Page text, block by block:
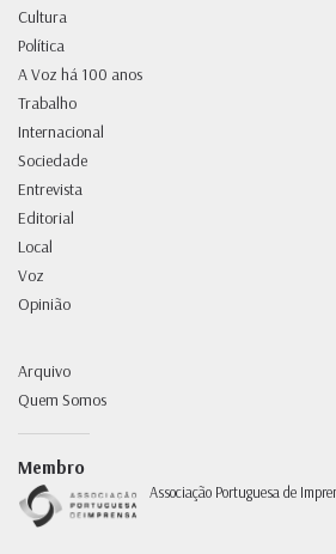
Cultura
Política
A Voz há 100 anos
Trabalho
Internacional
Sociedade
Entrevista
Editorial
Local
Voz
Opinião
Arquivo
Quem Somos
Membro
Associação Portuguesa de